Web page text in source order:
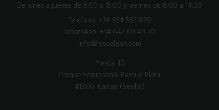
De lunes a jueves de 8:00 a 15:00 y viernes de 8:00 a 14:00
Teléfono: +34 954 587 870
WhatsApp: +34 647 69 49 70
info@hispalgan.com
Mesta, 10
Parque Empresarial Parque Plata
41900, Camas (Sevilla)